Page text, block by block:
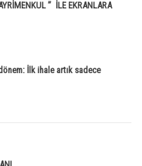
” İLE EKRANLARA
İlk ihale artık sadece